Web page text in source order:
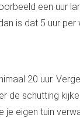
een uur
is dat 5 uur per
20 uur.
de schutting
je eigen tuin